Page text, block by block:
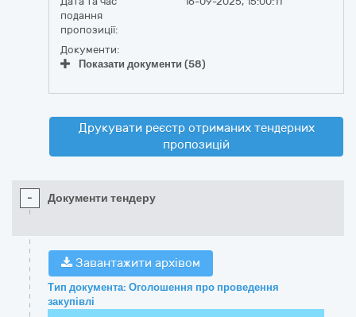
подання
пропозиції:
Документи:
Показати документи (58)
Друкувати реєстр отриманих тендерних
пропозицій
- Документи тендеру
Завантажити архівом
Тип документа: Оголошення про проведення
закупівлі